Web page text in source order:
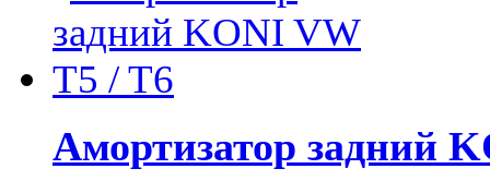
Амортизатор задний